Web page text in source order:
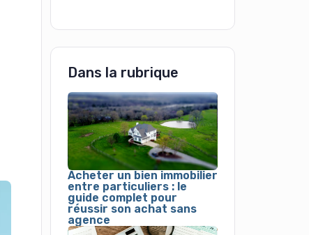
Dans la rubrique
Acheter un bien immobilier
entre particuliers : le
guide complet pour
réussir son achat sans
agence